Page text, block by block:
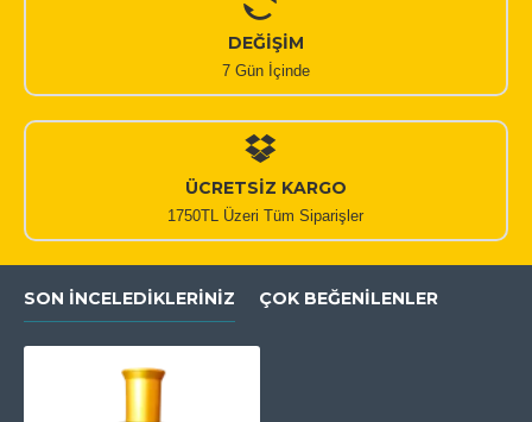
DEĞİŞİM
7 Gün İçinde
ÜCRETSİZ KARGO
1750TL Üzeri Tüm Siparişler
SON İNCELEDIKLERINIZ ÇOK BEĞENILENLER